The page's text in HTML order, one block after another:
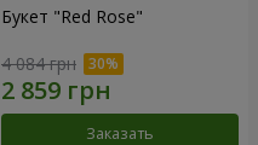
Букет "Red Rose"
4 084 грн
Заказать